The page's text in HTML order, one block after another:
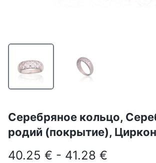
Серебряное кольцо,
родий (покрытие),
40.25 € - 41.28 €